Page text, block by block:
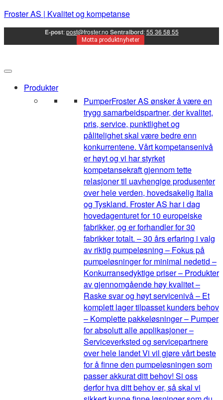
Froster AS | Kvalitet og kompetanse
E-post:post@froster.no Sentralbord:55 36 58 55
Motta produktnyheter
Produkter
PumperFroster AS ønsker å være en
trygg samarbeidspartner, der kvalitet,
pris, service, punktlighet og
pålitelighet skal være bedre enn
konkurrentene. Vårt kompetansenivå
er høyt og vi har styrket
kompetansekraft gjennom tette
relasjoner til uavhengige produsenter
over hele verden, hovedsakelig Italia
og Tyskland. Froster AS har i dag
hovedagenturet for 10 europeiske
fabrikker, og er forhandler for 30
fabrikker totalt. – 30 års erfaring i valg
av riktig pumpeløsning – Fokus på
pumpeløsninger for minimal nedetid –
Konkurransedyktige priser – Produkter
av gjennomgående høy kvalitet –
Raske svar og høyt servicenivå – Et
komplett lager tilpasset kunders behov
– Komplette pakkeløsninger – Pumper
for absolutt alle applikasjoner –
Serviceverksted og servicepartnere
over hele landet Vi vil gjøre vårt beste
for å finne den pumpeløsningen som
passer akkurat ditt behov! Si oss
derfor hva ditt behov er, så skal vi